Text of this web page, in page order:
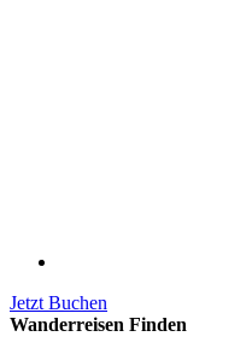
Jetzt Buchen
Wanderreisen Finden